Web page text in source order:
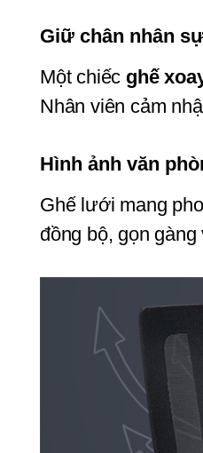
Giữ chân nhân
Một chiếc ghế
Nhân viên cảm
Hình ảnh văn
Ghế lưới mang
đồng bộ, gọn